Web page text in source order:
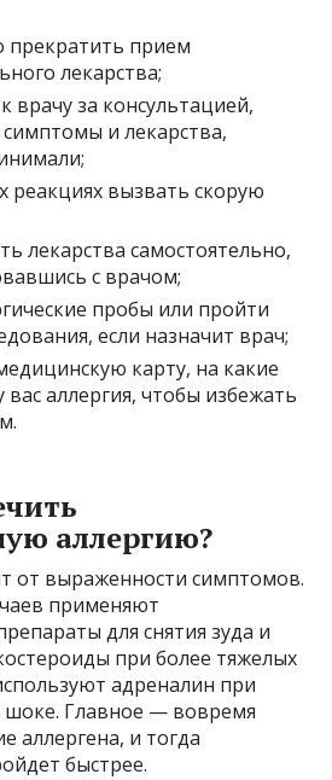
прекратить прием
лекарства;
врачу за консультацией,
симптомы и лекарства,
реакциях вызвать скорую
лекарства самостоятельно,
с врачом;
пробы или пройти
если назначит врач;
карту, на какие
вас аллергия, чтобы избежать
аллергию?
от выраженности симптомов.
применяют
для снятия зуда и
при более тяжелых
адреналин при
шоке. Главное — вовремя
аллергена, и тогда
быстрее.